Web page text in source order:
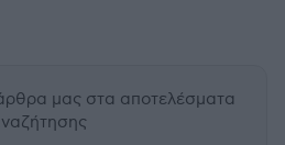
μας στα αποτελέσματα